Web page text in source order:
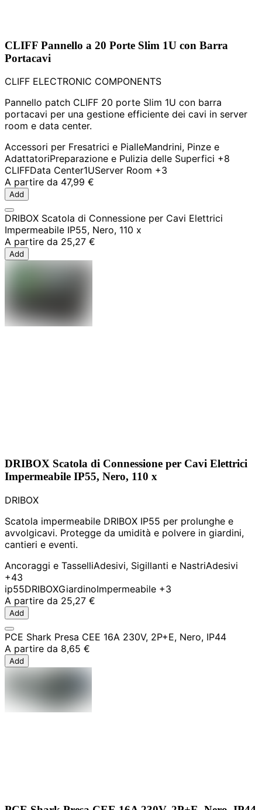
CLIFF Pannello a 20 Porte Slim 1U con Barra
Portacavi
CLIFF ELECTRONIC COMPONENTS
Pannello patch CLIFF 20 porte Slim 1U con barra
portacavi per una gestione efficiente dei cavi in server
room e data center.
Accessori per Fresatrici e PialleMandrini, Pinze e
AdattatoriPreparazione e Pulizia delle Superfici +8
CLIFFData Center1UServer Room +3
A partire da 47,99 €
Add
DRIBOX Scatola di Connessione per Cavi Elettrici
Impermeabile IP55, Nero, 110 x
A partire da 25,27 €
Add
DRIBOX Scatola di Connessione per Cavi Elettrici
Impermeabile IP55, Nero, 110 x
DRIBOX
Scatola impermeabile DRIBOX IP55 per prolunghe e
avvolgicavi. Protegge da umidità e polvere in giardini,
cantieri e eventi.
Ancoraggi e TasselliAdesivi, Sigillanti e NastriAdesivi
+43
ip55DRIBOXGiardinoImpermeabile +3
A partire da 25,27 €
Add
PCE Shark Presa CEE 16A 230V, 2P+E, Nero, IP44
A partire da 8,65 €
Add